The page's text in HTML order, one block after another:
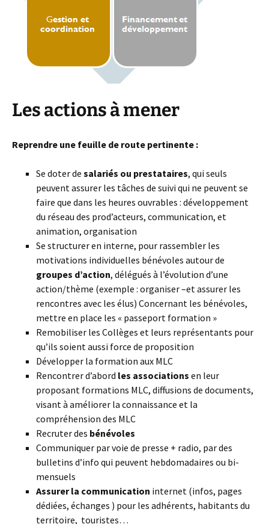
Les actions à mener
Reprendre une feuille de route pertinente :
Se doter de salariés ou prestataires, qui seuls
peuvent assurer les tâches de suivi qui ne peuvent se
faire que dans les heures ouvrables : développement
du réseau des prod’acteurs, communication, et
animation, organisation
Se structurer en interne, pour rassembler les
motivations individuelles bénévoles autour de
groupes d’action, délégués à l’évolution d’une
action/thème (exemple : organiser –et assurer les
rencontres avec les élus) Concernant les bénévoles,
mettre en place les « passeport formation »
Remobiliser les Collèges et leurs représentants pour
qu’ils soient aussi force de proposition
Développer la formation aux MLC
Rencontrer d’abord les associations en leur
proposant formations MLC, diffusions de documents,
visant à améliorer la connaissance et la
compréhension des MLC
Recruter des bénévoles
Communiquer par voie de presse + radio, par des
bulletins d’info qui peuvent hebdomadaires ou bi-
mensuels
Assurer la communication internet (infos, pages
dédiées, échanges ) pour les adhérents, habitants du
territoire, touristes… 